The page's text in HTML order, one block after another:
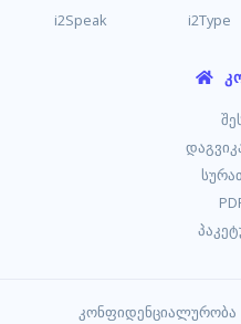
i2Speak
i2Type
კონფიდენციალურობა